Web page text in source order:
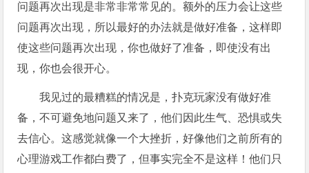
问题再次出现是非常非常常见的。额外的压力会让这些
问题再次出现，所以最好的办法就是做好准备，这样即
使这些问题再次出现，你也做好了准备，即使没有出
现，你也会很开心。
我见过的最糟糕的情况是，扑克玩家没有做好准
备，不可避免地问题又来了，他们因此生气、恐惧或失
去信心。这感觉就像一个大挫折，好像他们之前所有的
心理游戏工作都白费了，但事实完全不是这样！他们只